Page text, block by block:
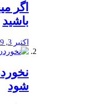
اگر
باشید
اکتبر 3, 2019
‌شود